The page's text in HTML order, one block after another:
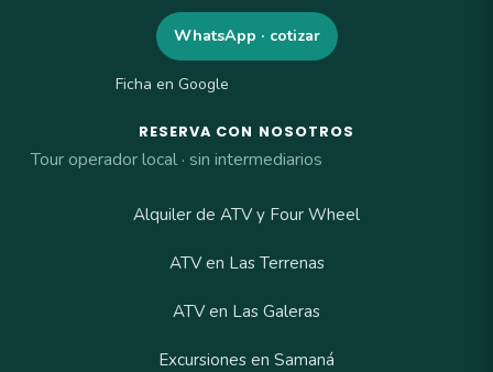
WhatsApp · cotizar
Ficha en Google
RESERVA CON NOSOTROS
Tour operador local · sin intermediarios
Alquiler de ATV y Four Wheel
ATV en Las Terrenas
ATV en Las Galeras
Excursiones en Samaná